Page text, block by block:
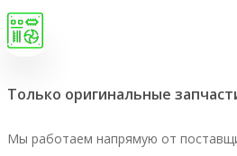
Только оригинальные
Мы работаем напрямую от